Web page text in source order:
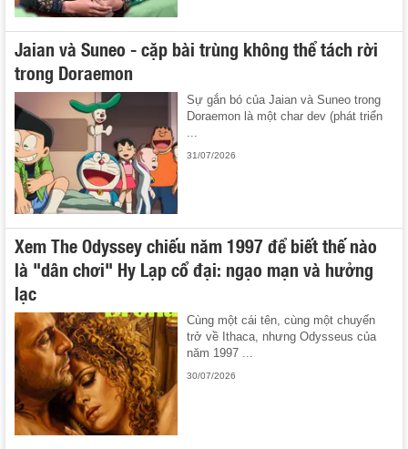
Jaian và Suneo - cặp bài trùng không thể tách rời
trong Doraemon
Sự gắn bó của Jaian và Suneo trong
Doraemon là một char dev (phát triển
31/07/2026
Xem The Odyssey chiếu năm 1997 để biết thế nào
là "dân chơi" Hy Lạp cổ đại: ngạo mạn và hưởng
lạc
Cùng một cái tên, cùng một chuyến
trở về Ithaca, nhưng Odysseus của
năm 1997 ...
30/07/2026